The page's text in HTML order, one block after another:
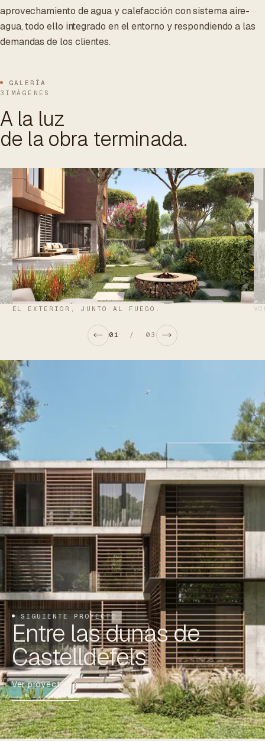
aprovechamiento de agua y calefacción con sistema aire-
agua, todo ello integrado en el entorno y respondiendo a las
demandas de los clientes.
GALERÍA
3IMÁGENES
A la luz
de la obra terminada.
EL EXTERIOR, JUNTO AL FUEGO.
01 / 03
SIGUIENTE PROYECTO
Entre las dunas de
Castelldefels
Ver proyecto